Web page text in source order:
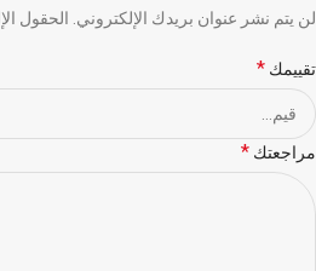
لن يتم نشر عنوان بريدك الإلكتروني. الحقول
تقييمك *
مراجعتك *